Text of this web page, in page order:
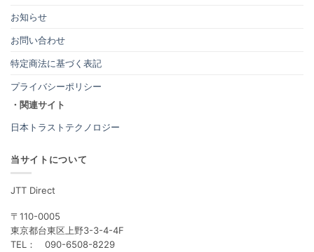
お知らせ
お問い合わせ
特定商法に基づく表記
プライバシーポリシー
・関連サイト
日本トラストテクノロジー
当サイトについて
JTT Direct
〒110-0005
東京都台東区上野3-3-4-4F
TEL： 090-6508-8229